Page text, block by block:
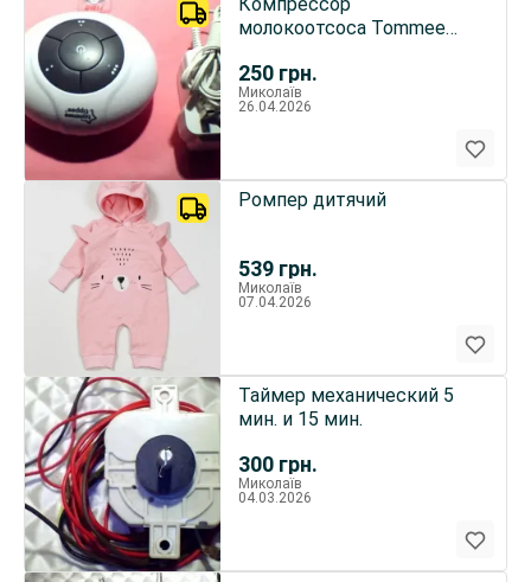
250 грн.
молокоотсоса Tommee
Миколаїв
26.04.2026
539 грн.
Ромпер дитячий
Миколаїв
07.04.2026
300 грн.
Таймер механический 5
мин. и 15 мин.
Миколаїв
04.03.2026